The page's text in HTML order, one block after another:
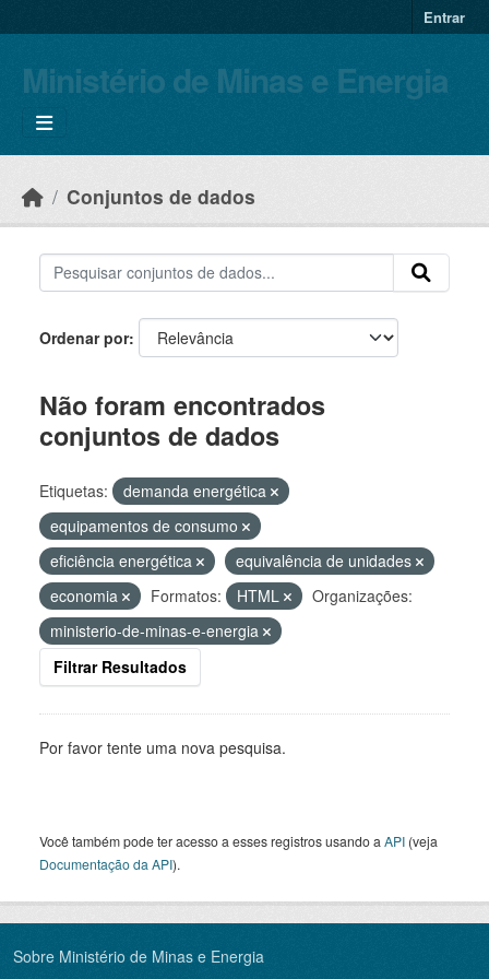
Entrar
Ministério de Minas e Energia
Conjuntos de dados
Ordenar por
Não foram encontrados
conjuntos de dados
Etiquetas:
demanda energética
equipamentos de consumo
eficiência energética
equivalência de unidades
economia
Formatos: HTML
Organizações:
ministerio-de-minas-e-energia
Filtrar Resultados
Por favor tente uma nova pesquisa.
Você também pode ter acesso a esses registros usando a API (veja
Documentação da API).
Sobre Ministério de Minas e Energia